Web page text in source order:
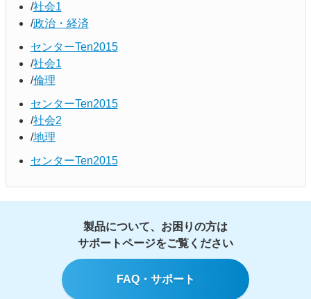
社会1
政治・経済
センターTen2015
社会1
倫理
センターTen2015
社会2
地理
センターTen2015
製品について、お困りの方は
サポートページをご覧ください
FAQ・サポート